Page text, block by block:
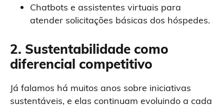
Chatbots e assistentes virtuais para
atender solicitações básicas dos hóspedes.
2. Sustentabilidade como
diferencial competitivo
Já falamos há muitos anos sobre iniciativas
sustentáveis, e elas continuam evoluindo a cada